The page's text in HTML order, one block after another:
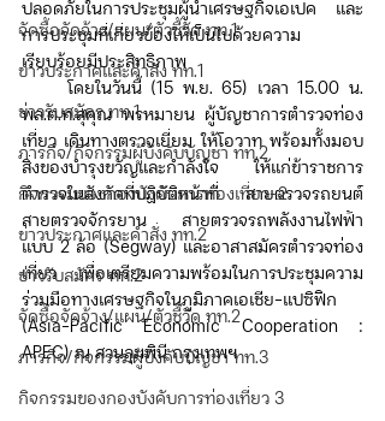
จัดซื้อจัดจ้าง/แผน/ตัวชี้วัด ทท.1
ข่าวประกาศและคำสั่ง ทท.1
ข่าวรับสมัคร ทท.1
ภารกิจ/กิจกรรมผู้บังคับบัญชา ทท.2
กิจกรรมของกองบังคับการท่องเที่ยว-2
ข่าวประกาศและคำสั่ง ทท.2
ข่าวรับสมัคร ทท.2
จัดซื้อจัดจ้าง/แผน/ตัวชี้วัด ทท.2
ภารกิจ/กิจกรรมผู้บังคับบัญชา ทท.3
กิจกรรมของกองบังคับการท่องเที่ยว 3
ปลอดภัยในการประชุมผู้นำเศรษฐกิจเอเปค และ
การประชุมที่เกี่ยวข้องให้เป็นไปด้วยความ
เรียบร้อยมีประสิทธิภาพ
พล.ต.ท.สุคุณ พรหมายน ผู้บัญชาการตำรวจท่อง
เที่ยว เดินทางตรวจเยี่ยม ให้โอวาท พร้อมทั้งมอบ
สิ่งของบำรุงขวัญและกำลังใจ ให้แก่ข้าราชการ
ตำรวจในสังกัดที่ปฏิบัติหน้าที่ สายตรวจรถยนต์
สายตรวจจักรยาน สายตรวจรถพลังงานไฟฟ้า
แบบ 2 ล้อ (Segway) และอาสาสมัครตำรวจท่อง
เที่ยว เพื่อเตรียมความพร้อมในการประชุมความ
ร่วมมือทางเศรษฐกิจในภูมิภาคเอเชีย-แปซิฟิก
(Asia-Pacific Economic Cooperation :
APEC) ณ สวนลุมพินี กรุงเทพฯ